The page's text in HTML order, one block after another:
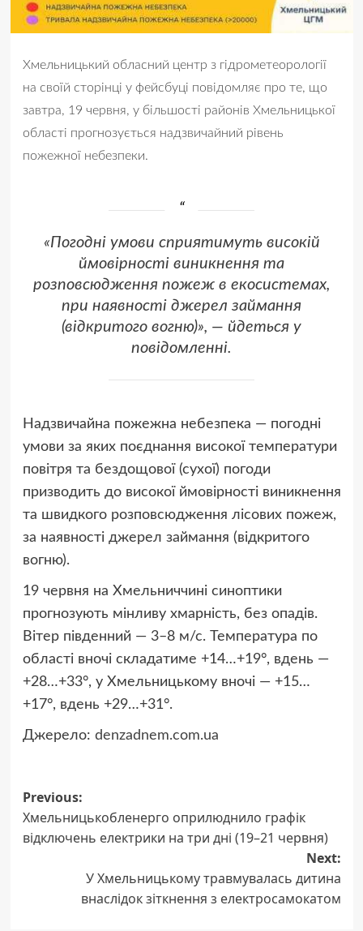
Хмельницький обласний центр з гідрометеорології
на своїй сторінці у фейсбуці повідомляє про те, що
завтра, 19 червня, у більшості районів Хмельницької
області прогнозується надзвичайний рівень
пожежної небезпеки.
«Погодні умови сприятимуть високій
ймовірності виникнення та
розповсюдження пожеж в екосистемах,
при наявності джерел займання
(відкритого вогню)», — йдеться у
повідомленні.
Надзвичайна пожежна небезпека — погодні
умови за яких поєднання високої температури
повітря та бездощової (сухої) погоди
призводить до високої ймовірності виникнення
та швидкого розповсюдження лісових пожеж,
за наявності джерел займання (відкритого
вогню).
19 червня на Хмельниччині синоптики
прогнозують мінливу хмарність, без опадів.
Вітер південний — 3–8 м/с. Температура по
області вночі складатиме +14…+19°, вдень —
+28…+33°, у Хмельницькому вночі — +15…
+17°, вдень +29…+31°.
Джерело: denzadnem.com.ua
Post
navigation
Previous:
Хмельницькобленерго оприлюднило графік
відключень електрики на три дні (19–21 червня)
Next:
У Хмельницькому травмувалась дитина
внаслідок зіткнення з електросамокатом